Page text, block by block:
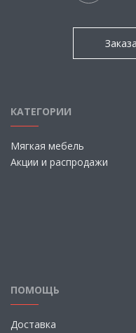
КАТЕГОРИИ
Мягкая мебель
Акции и распродажи
ПОМОЩЬ
Доставка